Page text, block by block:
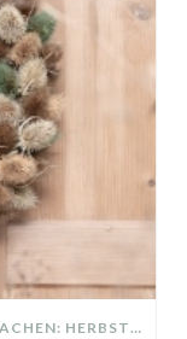
KRANZ AUS WILDEN KARDE SELBER MACHEN: HERBSTDEKO GANZ EINFACH